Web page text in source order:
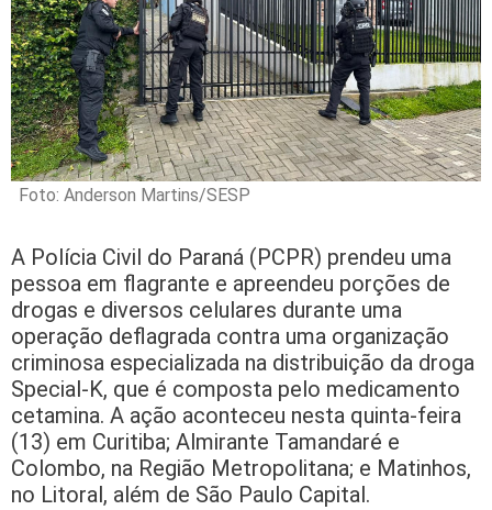
Foto: Anderson Martins/SESP
A Polícia Civil do Paraná (PCPR) prendeu uma
pessoa em flagrante e apreendeu porções de
drogas e diversos celulares durante uma
operação deflagrada contra uma organização
criminosa especializada na distribuição da droga
Special-K, que é composta pelo medicamento
cetamina. A ação aconteceu nesta quinta-feira
(13) em Curitiba; Almirante Tamandaré e
Colombo, na Região Metropolitana; e Matinhos,
no Litoral, além de São Paulo Capital.